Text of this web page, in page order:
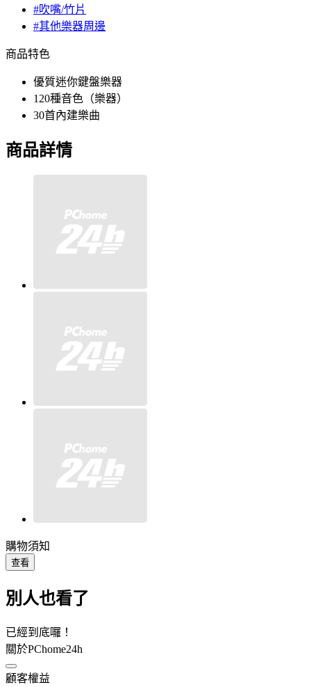
#吹嘴/竹片
#其他樂器周邊
商品特色
優質迷你鍵盤樂器
120種音色（樂器）
30首內建樂曲
商品詳情
購物須知
查看
別人也看了
已經到底囉！
關於PChome24h
顧客權益